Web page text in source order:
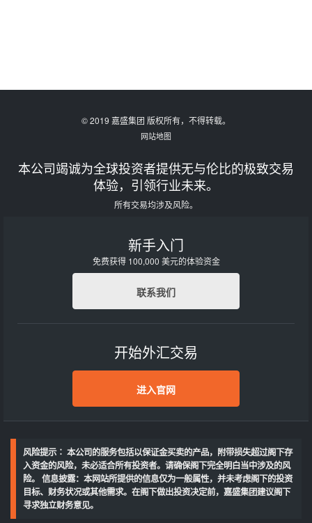
© 2019 嘉盛集团 版权所有，不得转载。
网站地图
本公司竭诚为全球投资者提供无与伦比的极致交易
体验，引领行业未来。
所有交易均涉及风险。
新手入门
免费获得 100,000 美元的体验资金
联系我们
开始外汇交易
进入官网
风险提示∶ 本公司的服务包括以保证金买卖的产品，附带损失超过阁下存
入资金的风险，未必适合所有投资者。请确保阁下完全明白当中涉及的风
险。 信息披露：本网站所提供的信息仅为一般属性，并未考虑阁下的投资
目标、财务状况或其他需求。在阁下做出投资决定前，嘉盛集团建议阁下
寻求独立财务意见。